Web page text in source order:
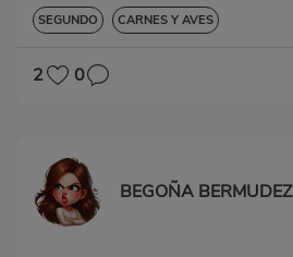
SEGUNDO CARNES Y AVES
2 0
BEGOÑA BERMUDEZ